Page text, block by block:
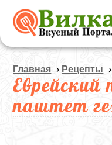
Главная › Рецепты
Еврейский
паштет